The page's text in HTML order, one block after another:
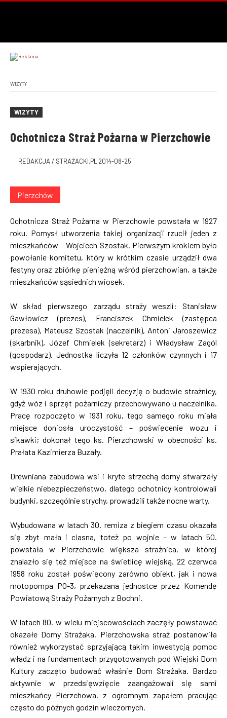
WIZYTY
WIZYTY
Ochotnicza Straż Pożarna w Pierzchowie
REDAKCJA / STRAŻACKI.PL 2014-08-25
Pierzchów
Ochotnicza Straż Pożarna w Pierzchowie powstała w 1927
roku. Pomysł utworzenia takiej organizacji rzucił jeden z
mieszkańców – Wojciech Szostak. Pierwszym krokiem było
powołanie komitetu, który w krótkim czasie urządził dwa
festyny oraz zbiórkę pieniężną wśród pierzchowian, a także
mieszkańców sąsiednich wiosek.
W skład pierwszego zarządu straży weszli: Stanisław
Gawłowicz (prezes), Franciszek Chmielek (zastępca
prezesa), Mateusz Szostak (naczelnik), Antoni Jaroszewicz
(skarbnik), Józef Chmielek (sekretarz) i Władysław Zagól
(gospodarz). Jednostka liczyła 12 członków czynnych i 17
wspierających.
W 1930 roku druhowie podjęli decyzję o budowie strażnicy,
gdyż wóz i sprzęt pożarniczy przechowywano u naczelnika.
Pracę rozpoczęto w 1931 roku, tego samego roku miała
miejsce doniosła uroczystość – poświęcenie wozu i
sikawki; dokonał tego ks. Pierzchowski w obecności ks.
Prałata Kazimierza Buzały.
Drewniana zabudowa wsi i kryte strzechą domy stwarzały
wielkie niebezpieczeństwo, dlatego ochotnicy kontrolowali
budynki, szczególnie strychy, prowadzili także nocne warty.
Wybudowana w latach 30. remiza z biegiem czasu okazała
się zbyt mała i ciasna, toteż po wojnie – w latach 50.
powstała w Pierzchowie większa strażnica, w której
znalazło się też miejsce na świetlicę wiejską. 22 czerwca
1958 roku został poświęcony zarówno obiekt, jak i nowa
motopompa PO-3, przekazana jednostce przez Komendę
Powiatową Straży Pożarnych z Bochni.
W latach 80. w wielu miejscowościach zaczęły powstawać
okazałe Domy Strażaka. Pierzchowska straż postanowiła
również wykorzystać sprzyjającą takim inwestycją pomoc
władz i na fundamentach przygotowanych pod Wiejski Dom
Kultury zaczęto budować właśnie Dom Strażaka. Bardzo
aktywnie w przedsięwzięcie zaangażowali się sami
mieszkańcy Pierzchowa, z ogromnym zapałem pracując
często do późnych godzin wieczornych.